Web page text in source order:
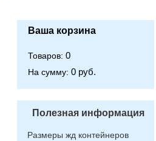
Ваша корзина
Товаров: 0
На сумму: 0 руб.
Полезная информация
Размеры жд контейнеров